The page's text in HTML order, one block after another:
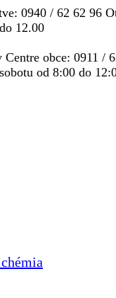
0940 / 62 62 96
12.00
obce: 0911 /
od 8:00 do